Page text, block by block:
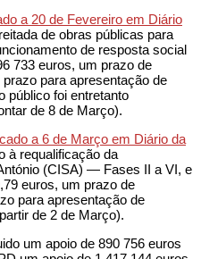
a 20 de Fevereiro em Diário
de obras públicas para
de resposta social
733 euros, um prazo de
para apresentação de
público foi entretanto
de 8 de Março).
a 6 de Março em Diário da
à requalificação da
(CISA) — Fases II a VI, e
euros, um prazo de
para apresentação de
de 2 de Março).
um apoio de 890 756 euros